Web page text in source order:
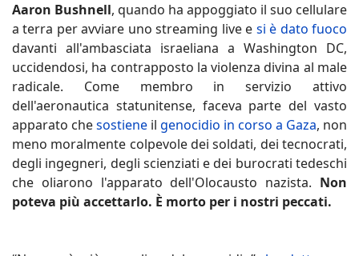
Aaron Bushnell, quando ha appoggiato il suo cellulare
a terra per avviare uno streaming live e si è dato fuoco
davanti all'ambasciata israeliana a Washington DC,
uccidendosi, ha contrapposto la violenza divina al male
radicale. Come membro in servizio attivo
dell'aeronautica statunitense, faceva parte del vasto
apparato chesostiene il genocidio in corso a Gaza, non
meno moralmente colpevole dei soldati, dei tecnocrati,
degli ingegneri, degli scienziati e dei burocrati tedeschi
che oliarono l'apparato dell'Olocausto nazista. Non
poteva più accettarlo. È morto per i nostri peccati.